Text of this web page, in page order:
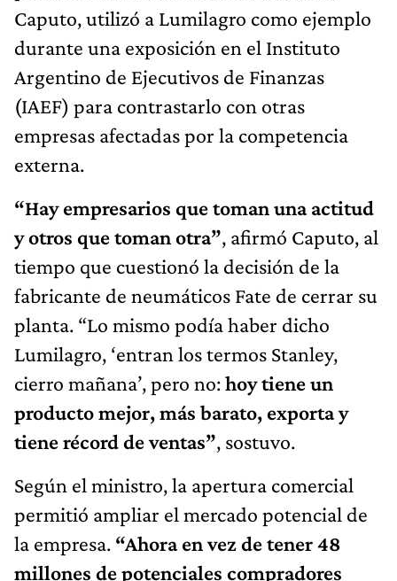
Caputo, utilizó a Lumilagro como ejemplo
durante una exposición en el Instituto
Argentino de Ejecutivos de Finanzas
(IAEF) para contrastarlo con otras
empresas afectadas por la competencia
externa.
“Hay empresarios que toman una actitud
y otros que toman otra”, afirmó Caputo, al
tiempo que cuestionó la decisión de la
fabricante de neumáticos Fate de cerrar su
planta. “Lo mismo podía haber dicho
Lumilagro, ‘entran los termos Stanley,
cierro mañana’, pero no:hoy tiene un
producto mejor, más barato, exporta y
tiene récord de ventas”, sostuvo.
Según el ministro, la apertura comercial
permitió ampliar el mercado potencial de
la empresa. “Ahora en vez de tener 48
millones de potenciales compradores